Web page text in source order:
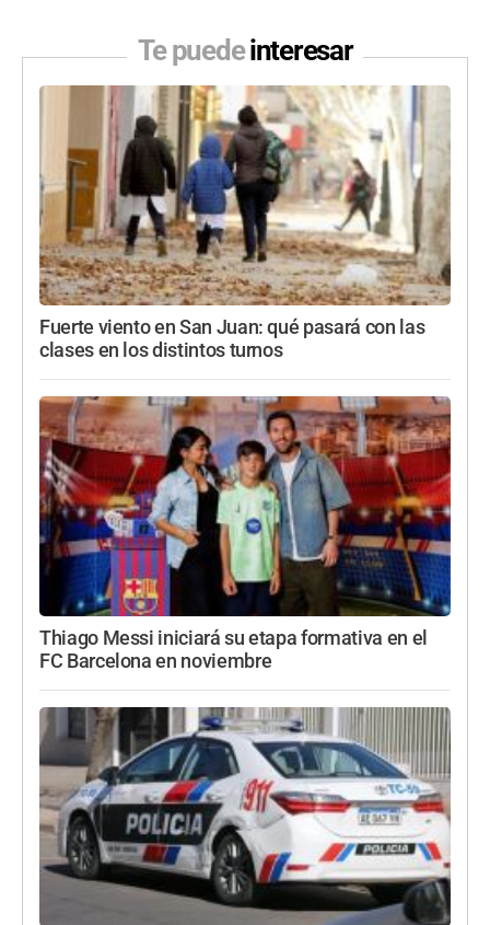
Te puedeinteresar
Fuerte viento en San Juan: qué pasará con las
clases en los distintos turnos
Thiago Messi iniciará su etapa formativa en el
FC Barcelona en noviembre